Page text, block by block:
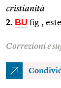
cristianità
2. BU fig.,
Correzioni e